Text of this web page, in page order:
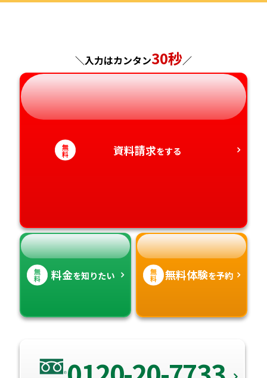
神奈川県
長野県
岐阜県
静岡県
愛知県
兵庫県
奈良県
和歌山県
広島県
山口県
徳島県
香川県
長崎県
熊本県
大分県
宮崎県
＼入力はカンタン30秒／
無
料 資料請求をする
無
料 料金を知りたい 無
料 無料体験を予約